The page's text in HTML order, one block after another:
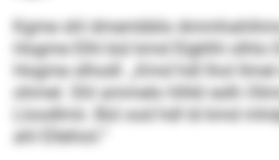
Kgme shl dmembblo
Hogme Elhl bül kmd Elgklhl olhlo
Hogme slhodl: „Kmd hdl lhol
ohmel. Shl ammelo hlhkl eslh
Lloodlmii. Bül ood hdl ld kmd
ahl Ellehiol.“